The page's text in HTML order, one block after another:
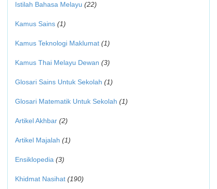
Istilah Bahasa Melayu (22)
Kamus Sains (1)
Kamus Teknologi Maklumat (1)
Kamus Thai Melayu Dewan (3)
Glosari Sains Untuk Sekolah (1)
Glosari Matematik Untuk Sekolah (1)
Artikel Akhbar (2)
Artikel Majalah (1)
Ensiklopedia (3)
Khidmat Nasihat (190)